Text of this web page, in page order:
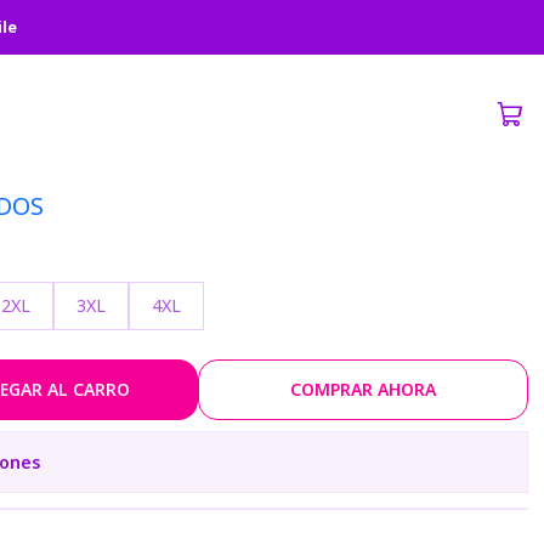
BALL
2XL 3XL 4XL
AL CARRO COMPRAR AHORA